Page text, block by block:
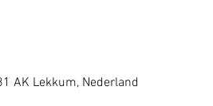
AK Lekkum, Nederland